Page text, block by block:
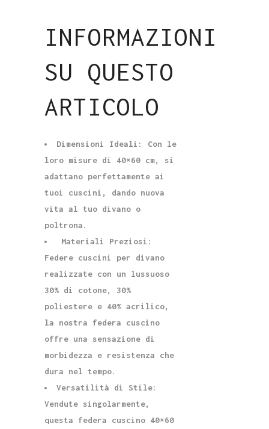
INFORMAZIONI
SU QUESTO
ARTICOLO
Dimensioni Ideali: Con le
loro misure di 40×60 cm, si
adattano perfettamente ai
tuoi cuscini, dando nuova
vita al tuo divano o
poltrona.
Materiali Preziosi:
Federe cuscini per divano
realizzate con un lussuoso
30% di cotone, 30%
poliestere e 40% acrilico,
la nostra federa cuscino
offre una sensazione di
morbidezza e resistenza che
dura nel tempo.
Versatilità di Stile:
Vendute singolarmente,
questa federa cuscino 40×60